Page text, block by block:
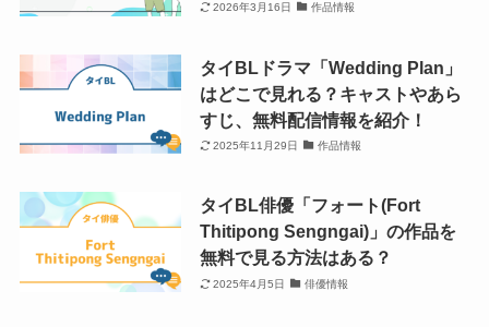
2026年3月16日 作品情報
タイBLドラマ「Wedding Plan」
はどこで見れる？キャストやあら
すじ、無料配信情報を紹介！
2025年11月29日 作品情報
タイBL俳優「フォート(Fort
Thitipong Sengngai)」の作品を
無料で見る方法はある？
2025年4月5日 俳優情報